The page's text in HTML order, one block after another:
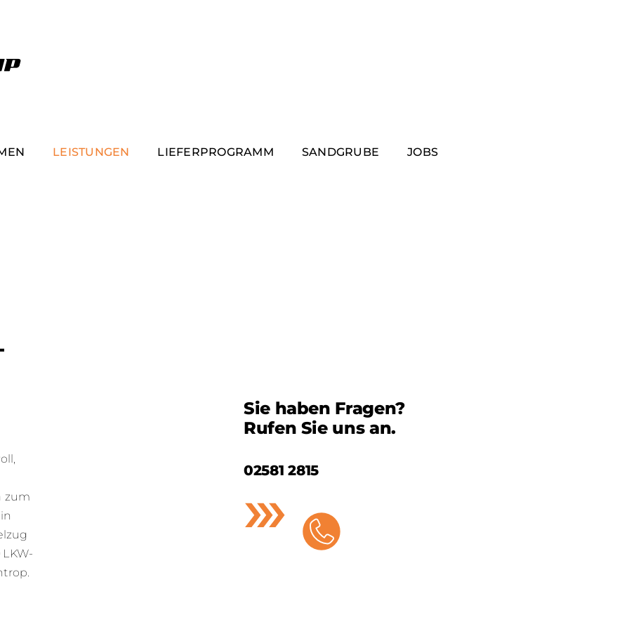
LEISTUNGEN LIEFERPROGRAMM SANDGRUBE JOBS
zum
Sie haben Fragen?
Rufen Sie uns an.
02581 2815